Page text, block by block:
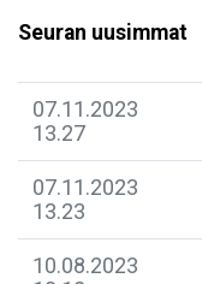
Seuran uusimmat
07.11.2023
13.27
07.11.2023
13.23
10.08.2023